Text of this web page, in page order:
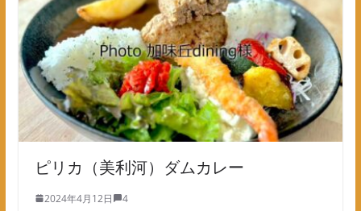
ピリカ（美利河）ダムカレー
2024年4月12日 4